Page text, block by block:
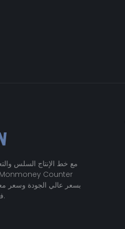
مع خط الإنتاج السلس
في الوقت المحدد للعملاء.